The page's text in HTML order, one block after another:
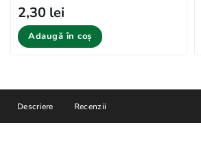
2,30 lei
Adaugă în coș
Descriere Recenzii